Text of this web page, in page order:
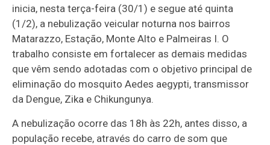
inicia, nesta terça-feira (30/1) e segue até quinta
(1/2), a nebulização veicular noturna nos bairros
Matarazzo, Estação, Monte Alto e Palmeiras I. O
trabalho consiste em fortalecer as demais medidas
que vêm sendo adotadas com o objetivo principal de
eliminação do mosquito Aedes aegypti, transmissor
da Dengue, Zika e Chikungunya.
A nebulização ocorre das 18h às 22h, antes disso, a
população recebe, através do carro de som que